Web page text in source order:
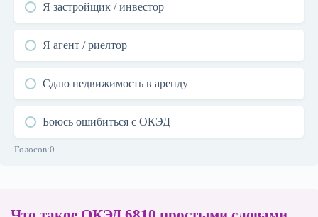
Чем 6810 отличается от агентства
недвижимости, аренды и управления
5
Подходит ли 6810 застройщику,
инвестору и владельцу коммерческой
6
бизнеса в недвижимости
Я застройщик / инвестор
Я агент / риелтор
Сдаю недвижимость в аренду
Боюсь ошибиться с ОКЭД
Голосов:0